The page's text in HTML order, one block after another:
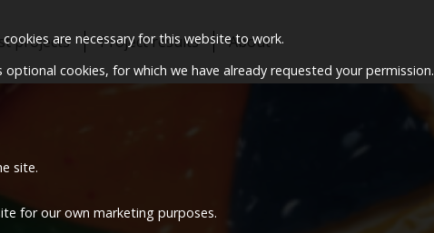
cookies are necessary for this website to work.
cookies, for which we have already requested your permission.
site.
for our own marketing purposes.
projects Project results About